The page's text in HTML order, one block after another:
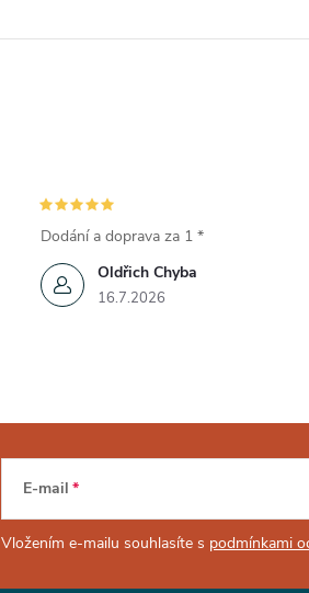
Oldřich Chyba
16.7.2026
Dodání a doprava za 1 *
E-mail
Vložením e-mailu souhlasíte s podmínkami